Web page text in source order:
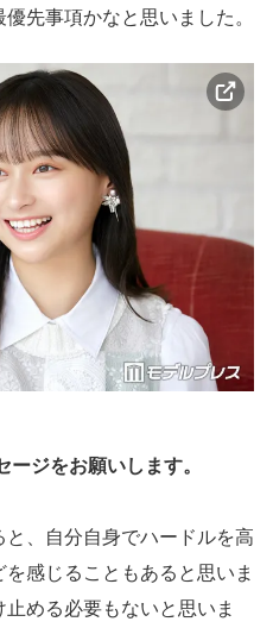
先事項かなと思いました。
ジをお願いします。
、自分自身でハードルを高
感じることもあると思いま
める必要もないと思いま